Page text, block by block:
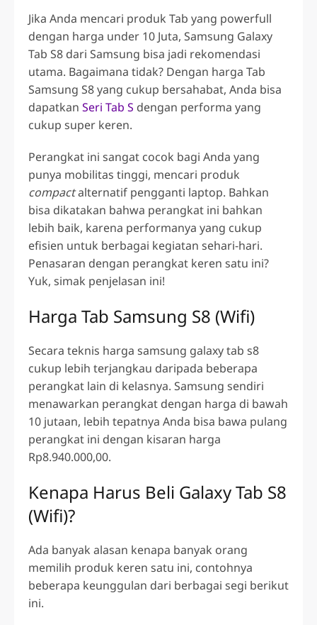
Jika Anda mencari produk Tab yang powerfull
dengan harga under 10 Juta, Samsung Galaxy
Tab S8 dari Samsung bisa jadi rekomendasi
utama. Bagaimana tidak? Dengan harga Tab
Samsung S8yang cukup bersahabat, Anda bisa
dapatkan Seri Tab S dengan performa yang
cukup super keren.
Perangkat ini sangat cocok bagi Anda yang
punya mobilitas tinggi, mencari produk
compactalternatif pengganti laptop. Bahkan
bisa dikatakan bahwa perangkat ini bahkan
lebih baik, karena performanya yang cukup
efisien untuk berbagai kegiatan sehari-hari.
Penasaran dengan perangkat keren satu ini?
Yuk, simak penjelasan ini!
Harga Tab Samsung S8 (Wifi)
Secara teknis harga samsung galaxy tab s8
cukup lebih terjangkau daripada beberapa
perangkat lain di kelasnya. Samsung sendiri
menawarkan perangkat dengan harga di bawah
10 jutaan, lebih tepatnya Anda bisa bawa pulang
perangkat ini dengan kisaran harga
Rp8.940.000,00.
Kenapa Harus Beli Galaxy Tab S8
(Wifi)?
Ada banyak alasan kenapa banyak orang
memilih produk keren satu ini, contohnya
beberapa keunggulan dari berbagai segi berikut
ini.